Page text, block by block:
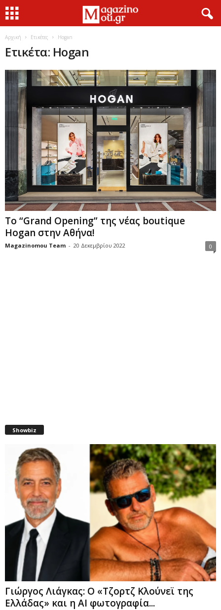
Αρχική Ετικέτες Ηogan
Ετικέτα: Ηogan
Το “Grand Opening” της νέας boutique
Ηogan στην Αθήνα!
Magazinomou Team - 20 Δεκεμβρίου 2022 0
Showbiz
Γιώργος Λιάγκας: Ο «Τζορτζ Κλούνεϊ της
Ελλάδας» και η AI φωτογραφία...